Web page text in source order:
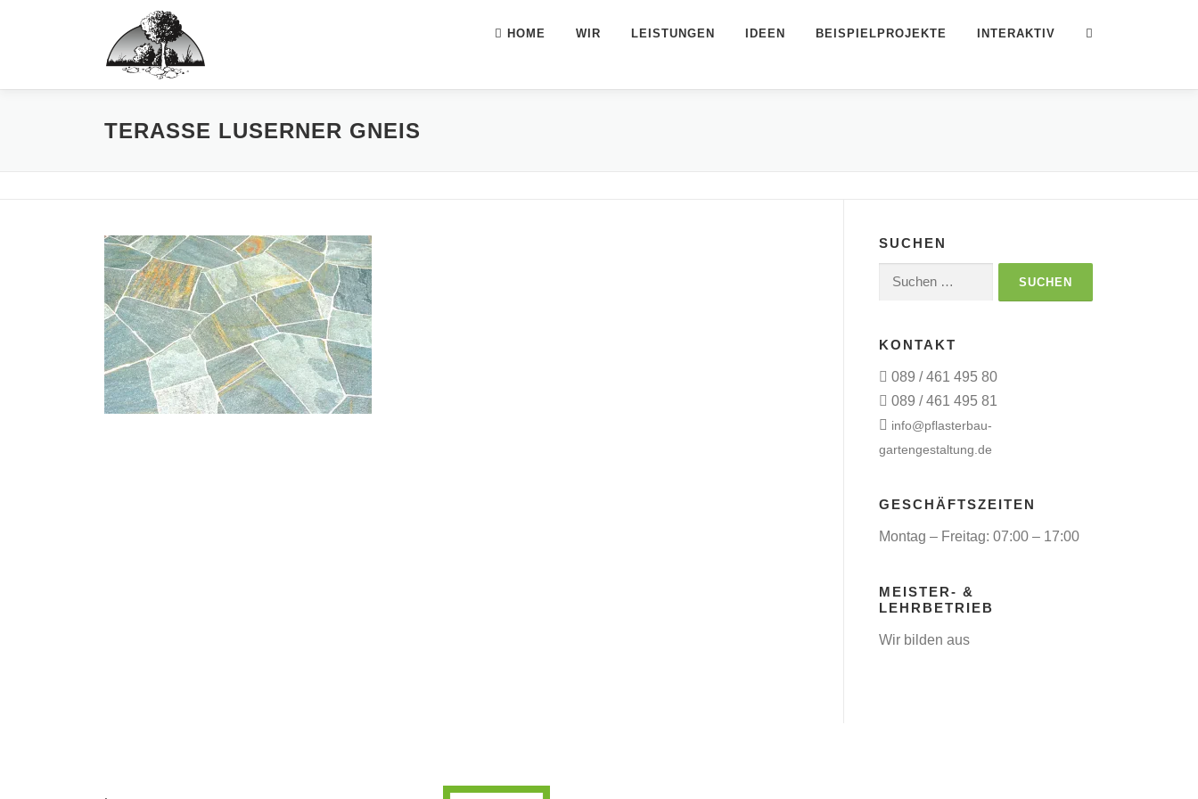
HOME WIR LEISTUNGEN IDEEN BEISPIELPROJEKTE INTERAKTIV
TERASSE LUSERNER GNEIS
SUCHEN
Suchen
KONTAKT
089 / 461 495 80
089 / 461 495 81
info@pflasterbau-
gartengestaltung.de
GESCHÄFTSZEITEN
Montag – Freitag: 07:00 – 17:00
MEISTER- &
LEHRBETRIEB
Wir bilden aus